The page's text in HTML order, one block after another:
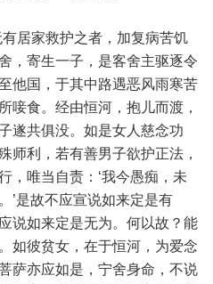
居家救护之者，加复病苦饥
，寄生一子，是客舍主驱逐令
他国，于其中路遇恶风雨寒苦
唼食。经由恒河，抱儿而渡，
遂共俱没。如是女人慈念功
师利，若有善男子欲护正法，
，唯当自责：‘我今愚痴，未
’是故不应宣说如来定是有
说如来定是无为。何以故？能
如彼贫女，在于恒河，为爱念
萨亦应如是，宁舍身命，不说